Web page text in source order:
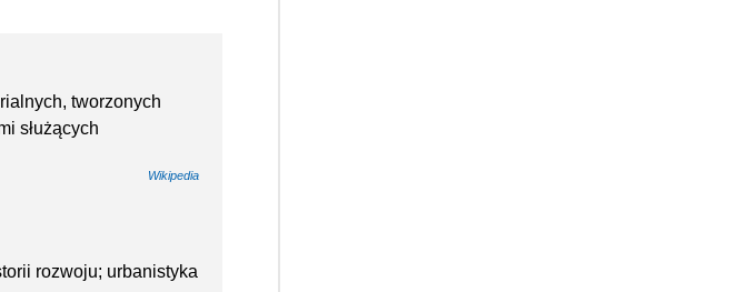
tworzonych
służących
Wikipedia
rozwoju; urbanistyka